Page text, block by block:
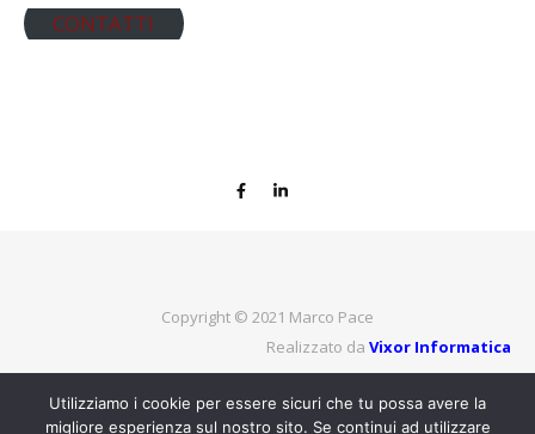
CONTATTI
Copyright © 2021 Marco Pace
Realizzato da Vixor Informatica
Utilizziamo i cookie per essere sicuri che tu possa avere la
migliore esperienza sul nostro sito. Se continui ad utilizzare